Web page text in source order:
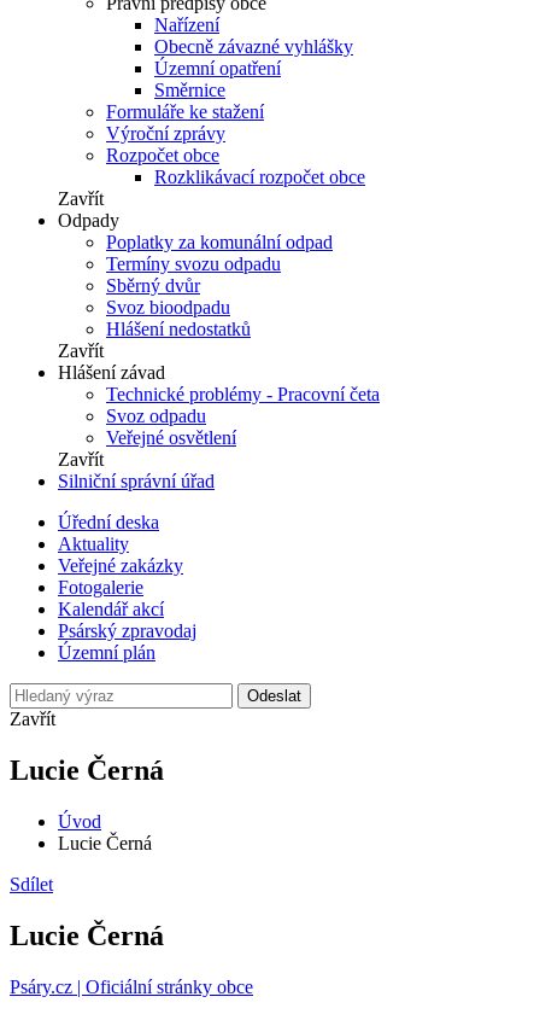
Nařízení
Obecně závazné vyhlášky
Územní opatření
Směrnice
Formuláře ke stažení
Výroční zprávy
Rozpočet obce
Rozklikávací rozpočet obce
Zavřít
Odpady
Poplatky za komunální odpad
Termíny svozu odpadu
Sběrný dvůr
Svoz bioodpadu
Hlášení nedostatků
Zavřít
Hlášení závad
Technické problémy - Pracovní četa
Svoz odpadu
Veřejné osvětlení
Zavřít
Silniční správní úřad
Úřední deska
Aktuality
Veřejné zakázky
Fotogalerie
Kalendář akcí
Psárský zpravodaj
Územní plán
Odeslat
Zavřít
Lucie Černá
Úvod
Lucie Černá
Sdílet
Lucie Černá
Psáry.cz | Oficiální stránky obce